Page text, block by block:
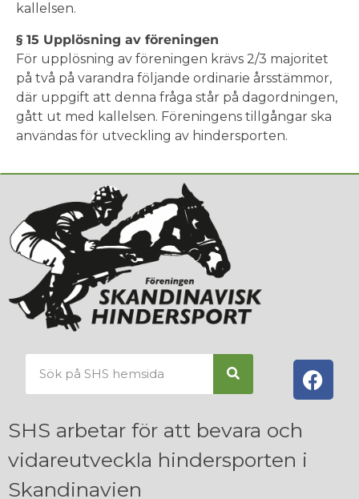
kallelsen.
§ 15 Upplösning av föreningen
För upplösning av föreningen krävs 2/3 majoritet
på två på varandra följande ordinarie årsstämmor,
där uppgift att denna fråga står på dagordningen,
gått ut med kallelsen. Föreningens tillgångar ska
användas för utveckling av hindersporten.
SHS arbetar för att bevara och
vidareutveckla hindersporten i
Skandinavien